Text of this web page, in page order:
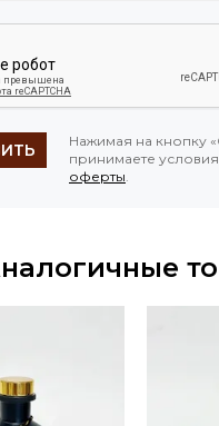
Нажимая на кнопку
принимаете условия
оферты